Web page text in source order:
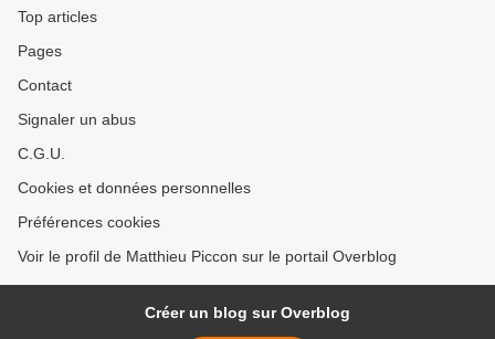
Top articles
Pages
Contact
Signaler un abus
C.G.U.
Cookies et données personnelles
Préférences cookies
Voir le profil de Matthieu Piccon sur le portail Overblog
Créer un blog sur Overblog